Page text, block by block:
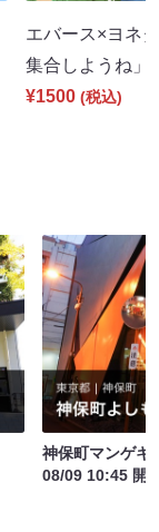
エバース×ヨネ
集合しようね
¥1500 (税込)
神保町マンゲキ
08/09 10:45 開